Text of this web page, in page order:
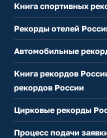
Книга спортивных
Рекорды отелей
Автомобильные
Книга рекордов
рекордов России
Цирковые рекорды
Процесс подачи